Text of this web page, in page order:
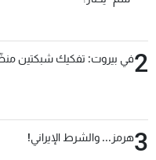
2في بيروت: تفكيك شبكتين
3هرمز... والشرط الإيراني!
لاعلاناتكم